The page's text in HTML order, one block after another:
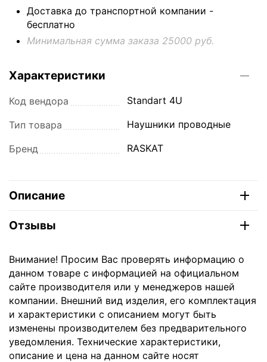
Доставка до транспортной компании -
бесплатно
Минимальная сумма заказа 25000 руб.
Характеристики
Код вендора Standart 4U
Тип товара Наушники проводные
Бренд RASKAT
Описание
Отзывы
Внимание! Просим Вас проверять информацию о
данном товаре с информацией на официальном
сайте производителя или у менеджеров нашей
компании. Внешний вид изделия, его комплектация
и характеристики с описанием могут быть
изменены производителем без предварительного
уведомления. Технические характеристики,
описание и цена на данном сайте носят